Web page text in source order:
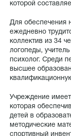
которой
Для обеспечения
ежедневно
коллектив из 34
логопеды,
психолог. Среди
высшее
Учреждение
которая
детей в
методические
спортивный